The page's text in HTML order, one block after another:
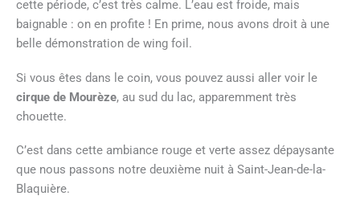
cette période, c’est très calme. L’eau est froide, mais
baignable : on en profite ! En prime, nous avons droit à une
belle démonstration de wing foil.
Si vous êtes dans le coin, vous pouvez aussi aller voir le
cirque de Mourèze, au sud du lac, apparemment très
chouette.
C’est dans cette ambiance rouge et verte assez dépaysante
que nous passons notre deuxième nuit à Saint-Jean-de-la-
Blaquière.